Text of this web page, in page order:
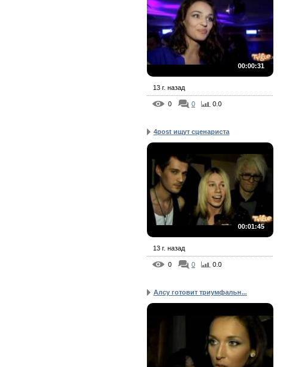
00:00:31
13 г. назад
0 0 0.0
4post ищут сценариста
00:01:45
13 г. назад
0 0 0.0
Алсу готовит триумфальн...